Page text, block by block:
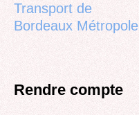
Transport de
Bordeaux Métropole
Rendre compte